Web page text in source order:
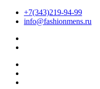
+7(343)219-94-99
info@fashionmens.ru